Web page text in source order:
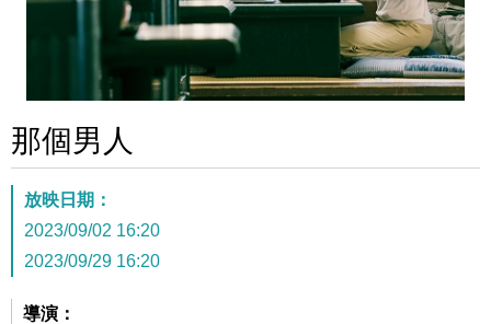
那個男人
放映日期：
2023/09/02 16:20
2023/09/29 16:20
導演：